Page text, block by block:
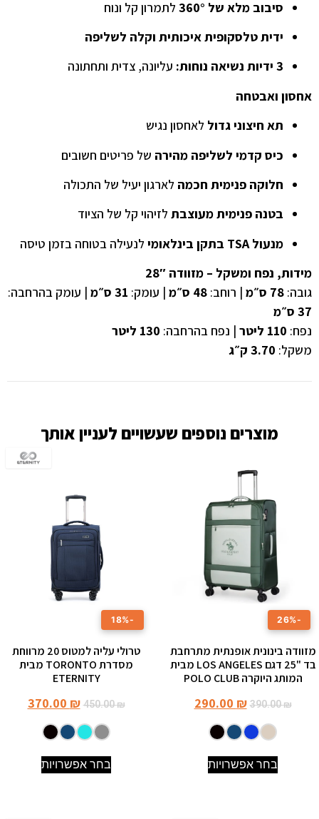
סיבוב מלא של ‎360°
לתמרון קל ונוח
ידית טלסקופית איכותית וקלה לשליפה
3 ידיות נשיאה נוחות:
עליונה, צדית ותחתונה
אחסון ואבטחה
תא חיצוני גדול לאחסון נגיש
כיס קדמי לשליפה מהירה של פריטים חשובים
חלוקה פנימית חכמה לארגון יעיל של התכולה
בטנה פנימית מעוצבת לזיהוי קל של הציוד
מנעול TSA בתקן בינלאומי
לנעילה בטוחה בזמן טיסה
מידות, נפח ומשקל – מזוודה 28″
גובה: 78 ס״מ | רוחב: 48 ס״מ | עומק: 31 ס״מ
| עומק בהרחבה:
37 ס״מ
נפח: 110 ליטר | נפח בהרחבה: 130 ליטר
משקל: 3.70 ק״ג
מוצרים נוספים שעשויים לעניין אותך
-26%
מזוודה בינונית אופנתית מתרחבת
בד "25 דגם LOS ANGELES מבית
המותג היוקרה POLO CLUB
390.00₪
290.00 ₪
בחר אפשרויות
-18%
טרולי עליה למטוס 20 מרווחת
מסדרת TORONTO מבית
ETERNITY
450.00₪
370.00 ₪
בחר אפשרויות